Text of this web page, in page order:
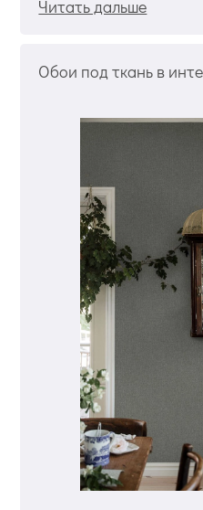
Читать дальше
Обои под ткань в